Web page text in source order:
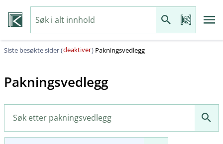
Siste besøkte sider (deaktiver) Pakningsvedlegg
Pakningsvedlegg